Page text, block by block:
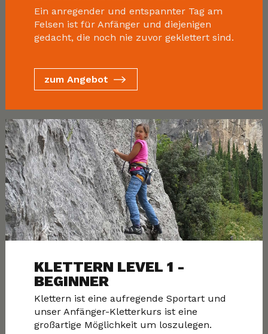
Ein anregender und entspannter Tag am
Felsen ist für Anfänger und diejenigen
gedacht, die noch nie zuvor geklettert sind.
zum Angebot
KLETTERN LEVEL 1 -
BEGINNER
Klettern ist eine aufregende Sportart und
unser Anfänger-Kletterkurs ist eine
großartige Möglichkeit um loszulegen.